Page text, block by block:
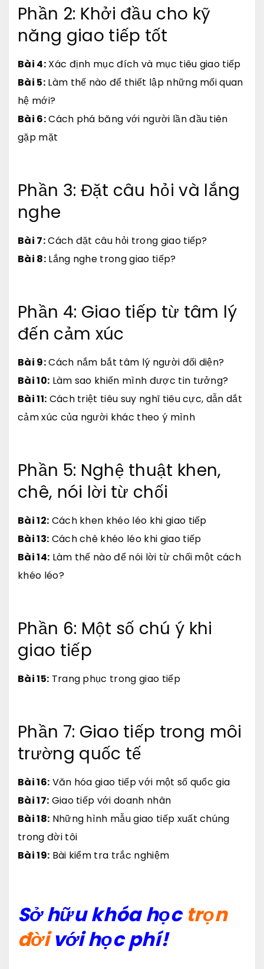
Phần 2: Khởi đầu cho kỹ
năng giao tiếp tốt
Bài 4:Xác định mục đích và mục tiêu giao tiếp
Bài 5:Làm thế nào để thiết lập những mối quan
hệ mới?
Bài 6:Cách phá băng với người lần đầu tiên
gặp mặt
Phần 3: Đặt câu hỏi và lắng
nghe
Bài 7:Cách đặt câu hỏi trong giao tiếp?
Bài 8:Lắng nghe trong giao tiếp?
Phần 4: Giao tiếp từ tâm lý
đến cảm xúc
Bài 9:Cách nắm bắt tâm lý người đối diện?
Bài 10: Làm sao khiến mình được tin tưởng?
Bài 11: Cách triệt tiêu suy nghĩ tiêu cực, dẫn dắt
cảm xúc của người khác theo ý mình
Phần 5: Nghệ thuật khen,
chê, nói lời từ chối
Bài 12: Cách khen khéo léo khi giao tiếp
Bài 13: Cách chê khéo léo khi giao tiếp
Bài 14: Làm thế nào để nói lời từ chối một cách
khéo léo?
Phần 6: Một số chú ý khi
giao tiếp
Bài 15: Trang phục trong giao tiếp
Phần 7: Giao tiếp trong môi
trường quốc tế
Bài 16: Văn hóa giao tiếp với một số quốc gia
Bài 17: Giao tiếp với doanh nhân
Bài 18: Những hình mẫu giao tiếp xuất chúng
trong đời tôi
Bài 19: Bài kiểm tra trắc nghiệm
Sở hữu khóa học trọn
đờivới học phí!